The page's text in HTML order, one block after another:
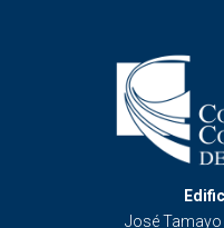
José Tamayo